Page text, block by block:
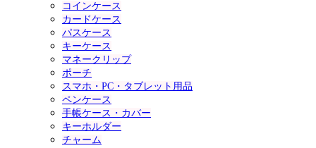
コインケース
カードケース
パスケース
キーケース
マネークリップ
ポーチ
スマホ・PC・タブレット用品
ペンケース
手帳ケース・カバー
キーホルダー
チャーム